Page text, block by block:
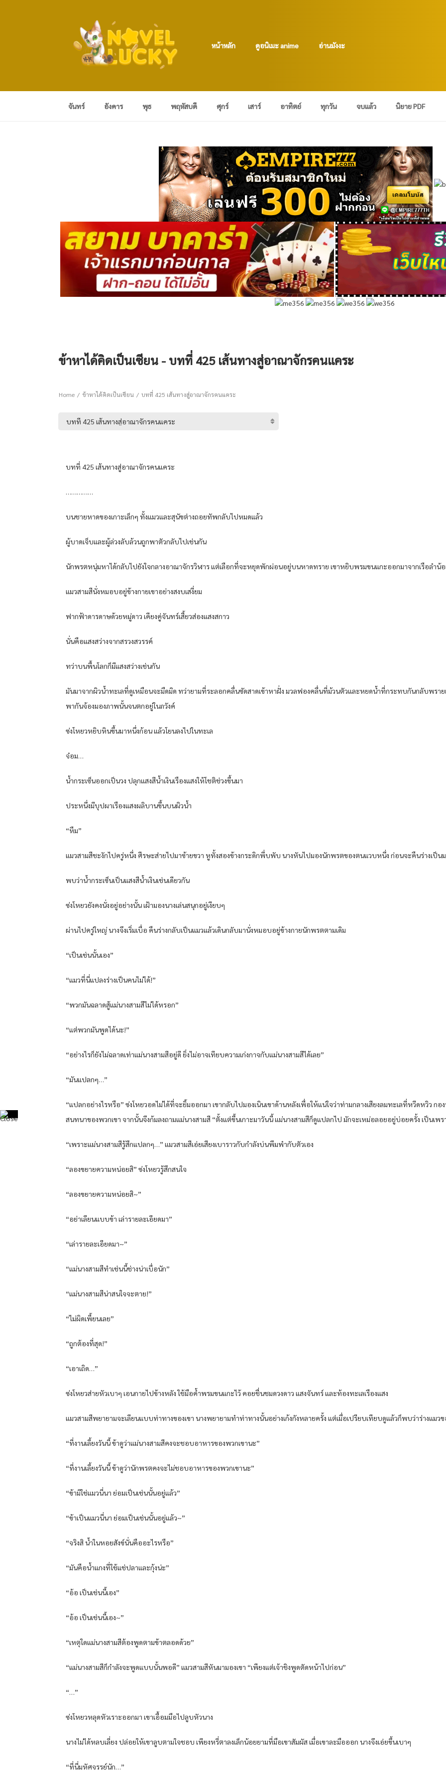
หน้าหลัก ดูอนิเมะ anime อ่านมังงะ
จันทร์ อังคาร พุธ พฤหัสบดี ศุกร์ เสาร์ อาทิตย์ ทุกวัน จบแล้ว นิยาย PDF
ข้าหาได้คิดเป็นเซียน - บทที่ 425 เส้นทางสู่อาณาจักรคนแคระ
Home ข้าหาได้คิดเป็นเซียน บทที่ 425 เส้นทางสู่อาณาจักรคนแคระ
บทที่ 425 เส้นทางสู่อาณาจักรคนแคระ
……………
บนชายหาดของเกาะเล็กๆ ทั้งแมวและสุนัขต่างถอยทัพกลับไปหมดแล้ว
ผู้บาดเจ็บและผู้ล่วงลับล้วนถูกพาตัวกลับไปเช่นกัน
นักพรตหนุ่มหาได้กลับไปยังใจกลางอาณาจักรวิฬาร แต่เลือกที่จะหยุดพักผ่อนอยู่บนหาดทราย เขาหยิบพรมขนแกะออกมาจากเรือลำน้
แมวสามสีนั่งหมอบอยู่ข้างกายเขาอย่างสงบเสงี่ยม
ฟากฟ้าดารดาษด้วยหมู่ดาว เคียงคู่จันทร์เสี้ยวส่องแสงสกาว
นั่นคือแสงสว่างจากสรวงสวรรค์
ทว่าบนพื้นโลกก็มีแสงสว่างเช่นกัน
มันมาจากผิวน้ำทะเลที่ดูเหมือนจะมืดมิด ทว่ายามที่ระลอกคลื่นซัดสาดเข้าหาฝั่ง มวลฟองคลื่นที่ม้วนตัวและหยดน้ำที่กระทบกันกลับพรายแ
พากันจ้องมองภาพนั้นจนตกอยู่ในภวังค์
ซ่งโหยวหยิบหินขึ้นมาหนึ่งก้อน แล้วโยนลงไปในทะเล
จ๋อม…
น้ำกระเซ็นออกเป็นวง ปลุกแสงสีน้ำเงินเรืองแสงให้โชติช่วงขึ้นมา
ประหนึ่งมีบุปผาเรืองแสงผลิบานขึ้นบนผิวน้ำ
“หืม”
แมวสามสีชะงักไปครู่หนึ่ง ศีรษะส่ายไปมาซ้ายขวา หูทั้งสองข้างกระดิกพึ่บพับ นางหันไปมองนักพรตของตนแวบหนึ่ง ก่อนจะคืนร่างเป็
พบว่าน้ำกระเซ็นเป็นแสงสีน้ำเงินเช่นเดียวกัน
ซ่งโหยวยังคงนั่งอยู่อย่างนั้น เฝ้ามองนางเล่นสนุกอยู่เงียบๆ
ผ่านไปครู่ใหญ่ นางจึงเริ่มเบื่อ คืนร่างกลับเป็นแมวแล้วเดินกลับมานั่งหมอบอยู่ข้างกายนักพรตตามเดิม
“เป็นเช่นนั้นเอง”
“แมวที่นี่แปลงร่างเป็นคนไม่ได้!”
“พวกมันฉลาดสู้แม่นางสามสีไม่ได้หรอก”
“แต่พวกมันพูดได้นะ!”
“อย่างไรก็ยังไม่ฉลาดเท่าแม่นางสามสีอยู่ดี ยิ่งไม่อาจเทียบความเก่งกาจกับแม่นางสามสีได้เลย”
“มันแปลกๆ…”
“แปลกอย่างไรหรือ” ซ่งโหยวอดไม่ได้ที่จะยิ้มออกมา เขากลับไปมองเนินเขาด้านหลังเพื่อให้แน่ใจว่าท่ามกลางเสียงลมทะเลที่หวีดหวิว ก
สนทนาของพวกเขา จากนั้นจึงก้มลงถามแม่นางสามสี “ตั้งแต่ขึ้นเกาะมาวันนี้ แม่นางสามสีก็ดูแปลกไป มักจะเหม่อลอยอยู่บ่อยครั้ง เป็นเพร
“เพราะแม่นางสามสีรู้สึกแปลกๆ…” แมวสามสีเอ่ยเสียงเบาราวกับกำลังบ่นพึมพำกับตัวเอง
“ลองขยายความหน่อยสิ” ซ่งโหยวรู้สึกสนใจ
“ลองขยายความหน่อยสิ~”
“อย่าเลียนแบบข้า เล่ารายละเอียดมา”
“เล่ารายละเอียดมา~”
“แม่นางสามสีทำเช่นนี้ช่างน่าเบื่อนัก”
“แม่นางสามสีน่าสนใจจะตาย!”
“ไม่ผิดเพี้ยนเลย”
“ถูกต้องที่สุด!”
“เอาเถิด…”
ซ่งโหยวส่ายหัวเบาๆ เอนกายไปข้างหลัง ใช้มือค้ำพรมขนแกะไว้ คอยชื่นชมดวงดาว แสงจันทร์ และท้องทะเลเรืองแสง
แมวสามสีพยายามจะเลียนแบบท่าทางของเขา นางพยายามทำท่าทางนั้นอย่างเก้งกังหลายครั้ง แต่เมื่อเปรียบเทียบดูแล้วก็พบว่าร่างแมว
“ที่งานเลี้ยงวันนี้ ข้าดูว่าแม่นางสามสีคงจะชอบอาหารของพวกเขานะ”
“ที่งานเลี้ยงวันนี้ ข้าดูว่านักพรตคงจะไม่ชอบอาหารของพวกเขานะ”
“ข้ามิใช่แมวนี่นา ย่อมเป็นเช่นนั้นอยู่แล้ว”
“ข้าเป็นแมวนี่นา ย่อมเป็นเช่นนั้นอยู่แล้ว~”
“จริงสิ น้ำในหอยสังข์นั่นคืออะไรหรือ”
“มันคือน้ำแกงที่ใช้แช่ปลาและกุ้งน่ะ”
“อ้อ เป็นเช่นนี้เอง”
“อ้อ เป็นเช่นนี้เอง~”
“เหตุใดแม่นางสามสีต้องพูดตามข้าตลอดด้วย”
“แม่นางสามสีก็กำลังจะพูดแบบนั้นพอดี” แมวสามสีหันมามองเขา “เพียงแต่เจ้าชิงพูดตัดหน้าไปก่อน”
“…”
ซ่งโหยวหลุดหัวเราะออกมา เขาเอื้อมมือไปลูบหัวนาง
นางไม่ได้หลบเลี่ยง ปล่อยให้เขาลูบตามใจชอบ เพียงหรี่ตาลงเล็กน้อยยามที่มือเขาสัมผัส เมื่อเขาละมือออก นางจึงเอ่ยขึ้นเบาๆ
“ที่นี่มหัศจรรย์นัก…”